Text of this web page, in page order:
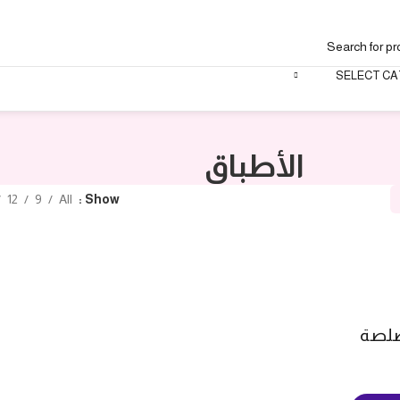
SELECT
الأطباق
Show
All
9
12